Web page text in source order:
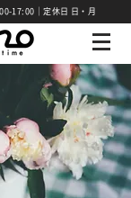
17:00｜定休日 日・月